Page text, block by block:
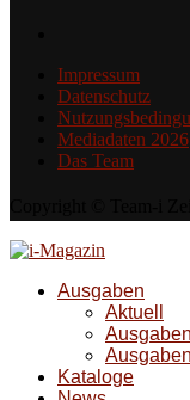
Impressum
Datenschutz
Mediadaten 2026
Das Team
Ausgaben
Aktuell
Kataloge